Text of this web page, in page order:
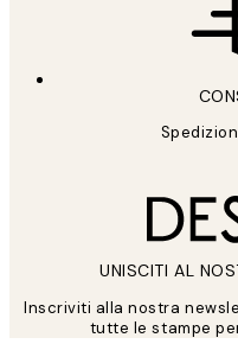
UNISCITI AL
Inscriviti alla nostra
tutte le stampe